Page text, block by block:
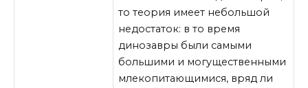
то теория имеет небольшой
недостаток: в то время
динозавры были самыми
большими и могущественными
млекопитающимися, вряд ли